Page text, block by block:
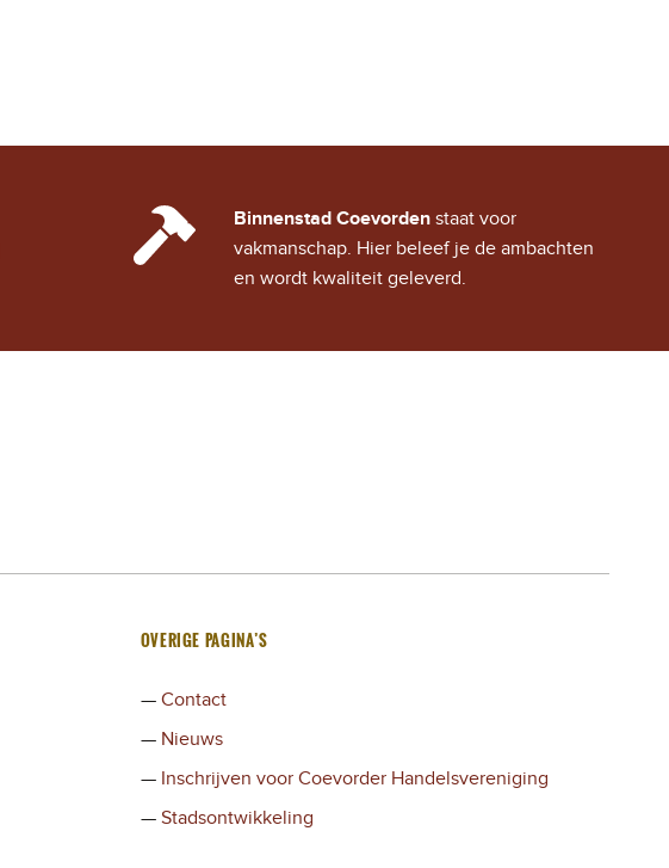
CINDY CITY HALL Binnenstad Coevorden staat voor
vakmanschap. Hier beleef je de ambachten
en wordt kwaliteit geleverd.
OVERIGE PAGINA’S
Contact
Nieuws
Inschrijven voor Coevorder Handelsvereniging
Stadsontwikkeling